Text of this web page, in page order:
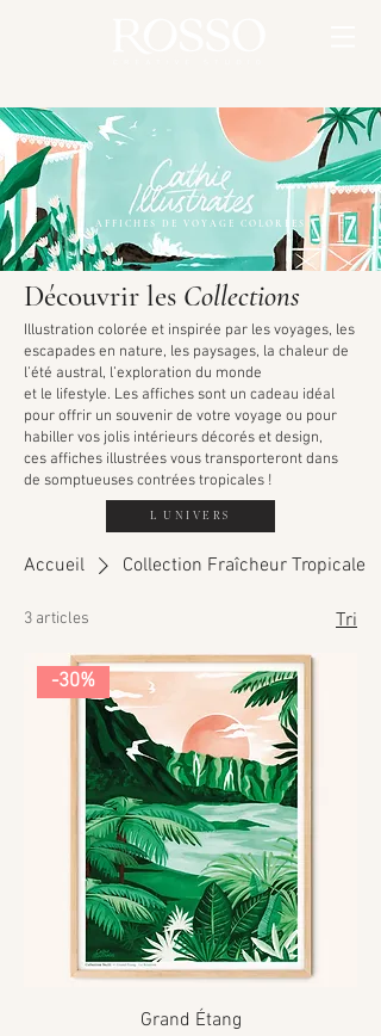
AFFICHES DE VOYAGE COLORÉES
Découvrir les Collections
Illustration colorée et inspirée par les voyages, les
escapades en nature, les paysages, la chaleur de
l’été austral, l’exploration du monde
et le lifestyle. Les affiches sont un cadeau idéal
pour offrir un souvenir de votre voyage ou pour
habiller vos jolis intérieurs décorés et design,
ces affiches illustrées vous transporteront dans
de somptueuses contrées tropicales !
L'UNIVERS
Accueil Collection Fraîcheur Tropicale
3 articles Tri
-30%
Grand Étang